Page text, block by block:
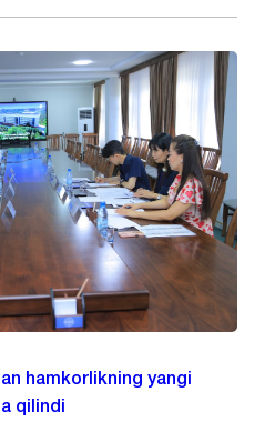
hamkorlikning yangi
qilindi